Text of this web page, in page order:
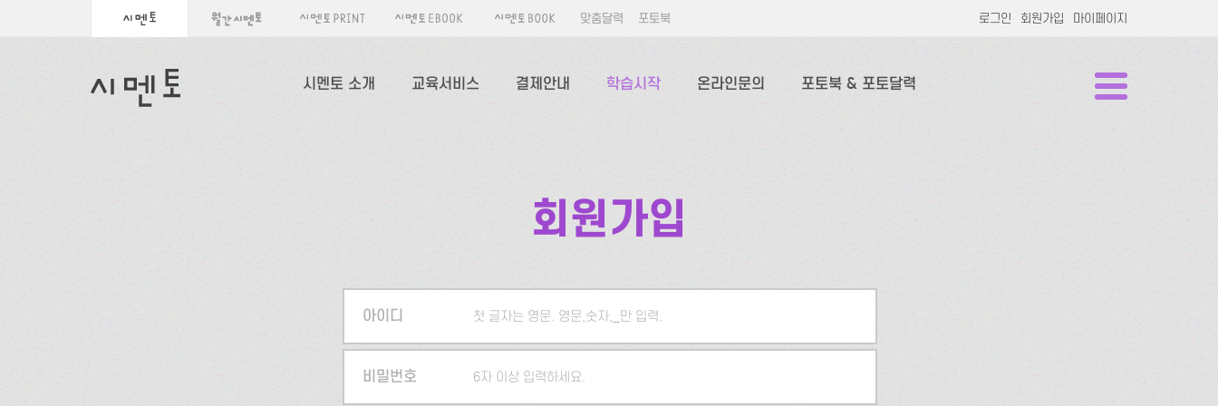
맞춤달력 포토북 로그인 회원가입 마이페이지
시멘토 소개 교육서비스 결제안내 학습시작 온라인문의 포토북 & 포토달력
회원가입
아이디 첫 글자는 영문. 영문,숫자,_만 입력.
5자 이상 입력하세요.
비밀번호 6자 이상 입력하세요.